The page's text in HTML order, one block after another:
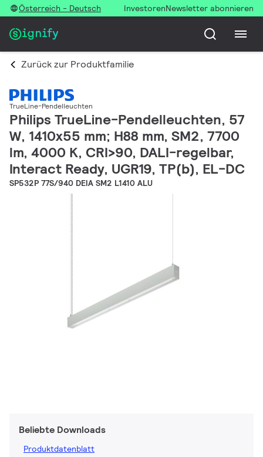
Österreich - Deutsch InvestorenNewsletter abonnieren
Zurück zur Produktfamilie
TrueLine-Pendelleuchten
Philips TrueLine-Pendelleuchten, 57
W, 1410x55 mm; H88 mm, SM2, 7700
lm, 4000 K, CRI>90, DALI-regelbar,
Interact Ready, UGR19, TP(b), EL-DC
SP532P 77S/940 DEIA SM2 L1410 ALU
Beliebte Downloads
Produktdatenblatt